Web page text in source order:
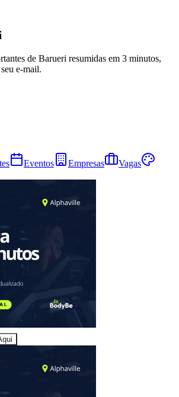
de Barueri resumidas em 3 minutos,
e-mail.
Eventos Empresas
Vagas